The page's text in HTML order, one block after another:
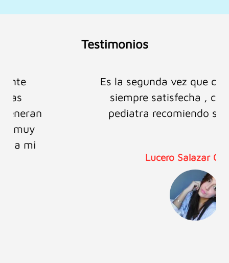
Testimonios
Es la segunda vez que confío en ellos y
siempre satisfecha , como mamá y
pediatra recomiendo sus productos.
Lucero Salazar Castillo